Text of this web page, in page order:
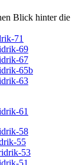
Blick hinter die